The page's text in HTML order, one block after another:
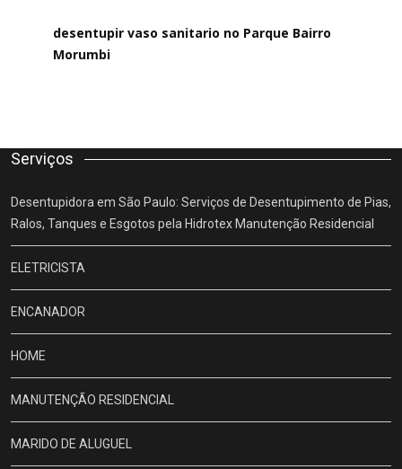
desentupir vaso sanitario no Parque Bairro
Morumbi
Serviços
Desentupidora em São Paulo: Serviços de Desentupimento de Pias,
Ralos, Tanques e Esgotos pela Hidrotex Manutenção Residencial
ELETRICISTA
ENCANADOR
HOME
MANUTENÇÃO RESIDENCIAL
MARIDO DE ALUGUEL